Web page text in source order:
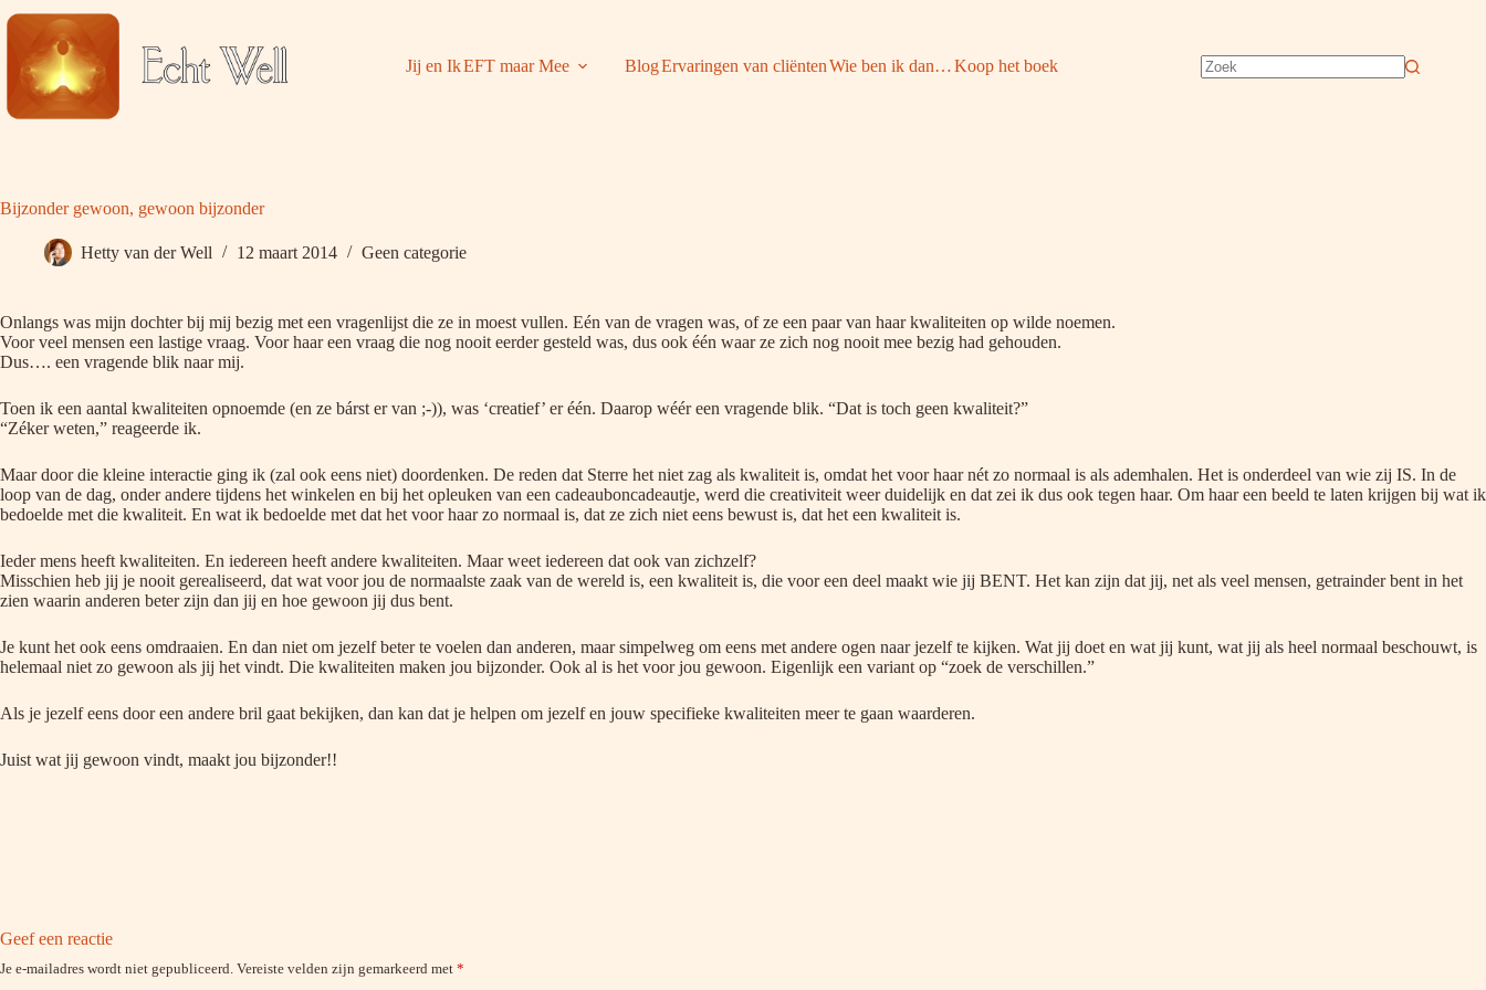
naar
inhoud
Jij en IkEFT maar Mee BlogErvaringen van cliëntenWie ben ik dan…Koop het boek
Bijzonder gewoon, gewoon bijzonder
Hetty van der Well 12 maart 2014 Geen categorie
Onlangs was mijn dochter bij mij bezig met een vragenlijst die ze in moest vullen. Eén van de vragen was, of ze een paar van haar kwaliteiten op wilde noemen.
Voor veel mensen een lastige vraag. Voor haar een vraag die nog nooit eerder gesteld was, dus ook één waar ze zich nog nooit mee bezig had gehouden.
Dus…. een vragende blik naar mij.
Toen ik een aantal kwaliteiten opnoemde (en ze bárst er van ;-)), was ‘creatief’ er één. Daarop wéér een vragende blik. “Dat is toch geen kwaliteit?”
“Zéker weten,” reageerde ik.
Maar door die kleine interactie ging ik (zal ook eens niet) doordenken. De reden dat Sterre het niet zag als kwaliteit is, omdat het voor haar nét zo normaal is als ademhalen. Het is onderdeel van wie zij IS. In de
loop van de dag, onder andere tijdens het winkelen en bij het opleuken van een cadeauboncadeautje, werd die creativiteit weer duidelijk en dat zei ik dus ook tegen haar. Om haar een beeld te laten krijgen bij wat ik
bedoelde met die kwaliteit. En wat ik bedoelde met dat het voor haar zo normaal is, dat ze zich niet eens bewust is, dat het een kwaliteit is.
Ieder mens heeft kwaliteiten. En iedereen heeft andere kwaliteiten. Maar weet iedereen dat ook van zichzelf?
Misschien heb jij je nooit gerealiseerd, dat wat voor jou de normaalste zaak van de wereld is, een kwaliteit is, die voor een deel maakt wie jij BENT. Het kan zijn dat jij, net als veel mensen, getrainder bent in het
zien waarin anderen beter zijn dan jij en hoe gewoon jij dus bent.
Je kunt het ook eens omdraaien. En dan niet om jezelf beter te voelen dan anderen, maar simpelweg om eens met andere ogen naar jezelf te kijken. Wat jij doet en wat jij kunt, wat jij als heel normaal beschouwt, is
helemaal niet zo gewoon als jij het vindt. Die kwaliteiten maken jou bijzonder. Ook al is het voor jou gewoon. Eigenlijk een variant op “zoek de verschillen.”
Als je jezelf eens door een andere bril gaat bekijken, dan kan dat je helpen om jezelf en jouw specifieke kwaliteiten meer te gaan waarderen.
Juist wat jij gewoon vindt, maakt jou bijzonder!!
Geef een reactie
Je e-mailadres wordt niet gepubliceerd. Vereiste velden zijn gemarkeerd met *